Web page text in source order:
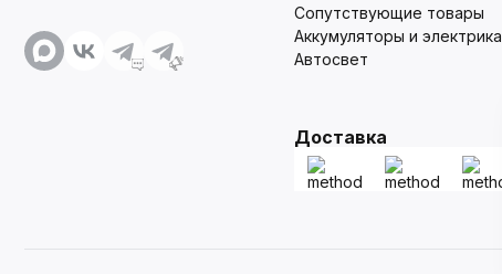
Сопутствующие товары
Аккумуляторы и электрика
Автосвет
Доставка